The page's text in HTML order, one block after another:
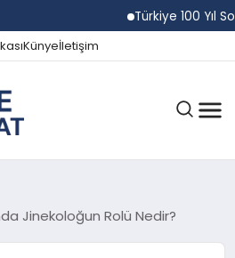
Türkiye 100 Yıl Sonra
Künyeİletişim
Jinekoloğun Rolü Nedir?